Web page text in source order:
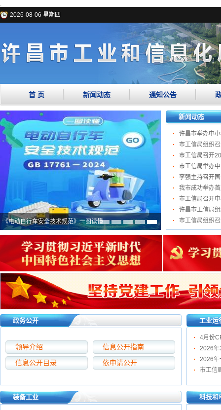
.
2026-08-06 星期四
首 页 新闻动态 通知公告
《电动自行车安全技术规范》一图读懂 杨小菁到魏都区调研
新闻动态
市工信局组织
许昌市工信局
政务公开
领导介绍 信息公开指南
信息公开目录 依申请公开
工业运
4月份
2026年
装备工业 科技和